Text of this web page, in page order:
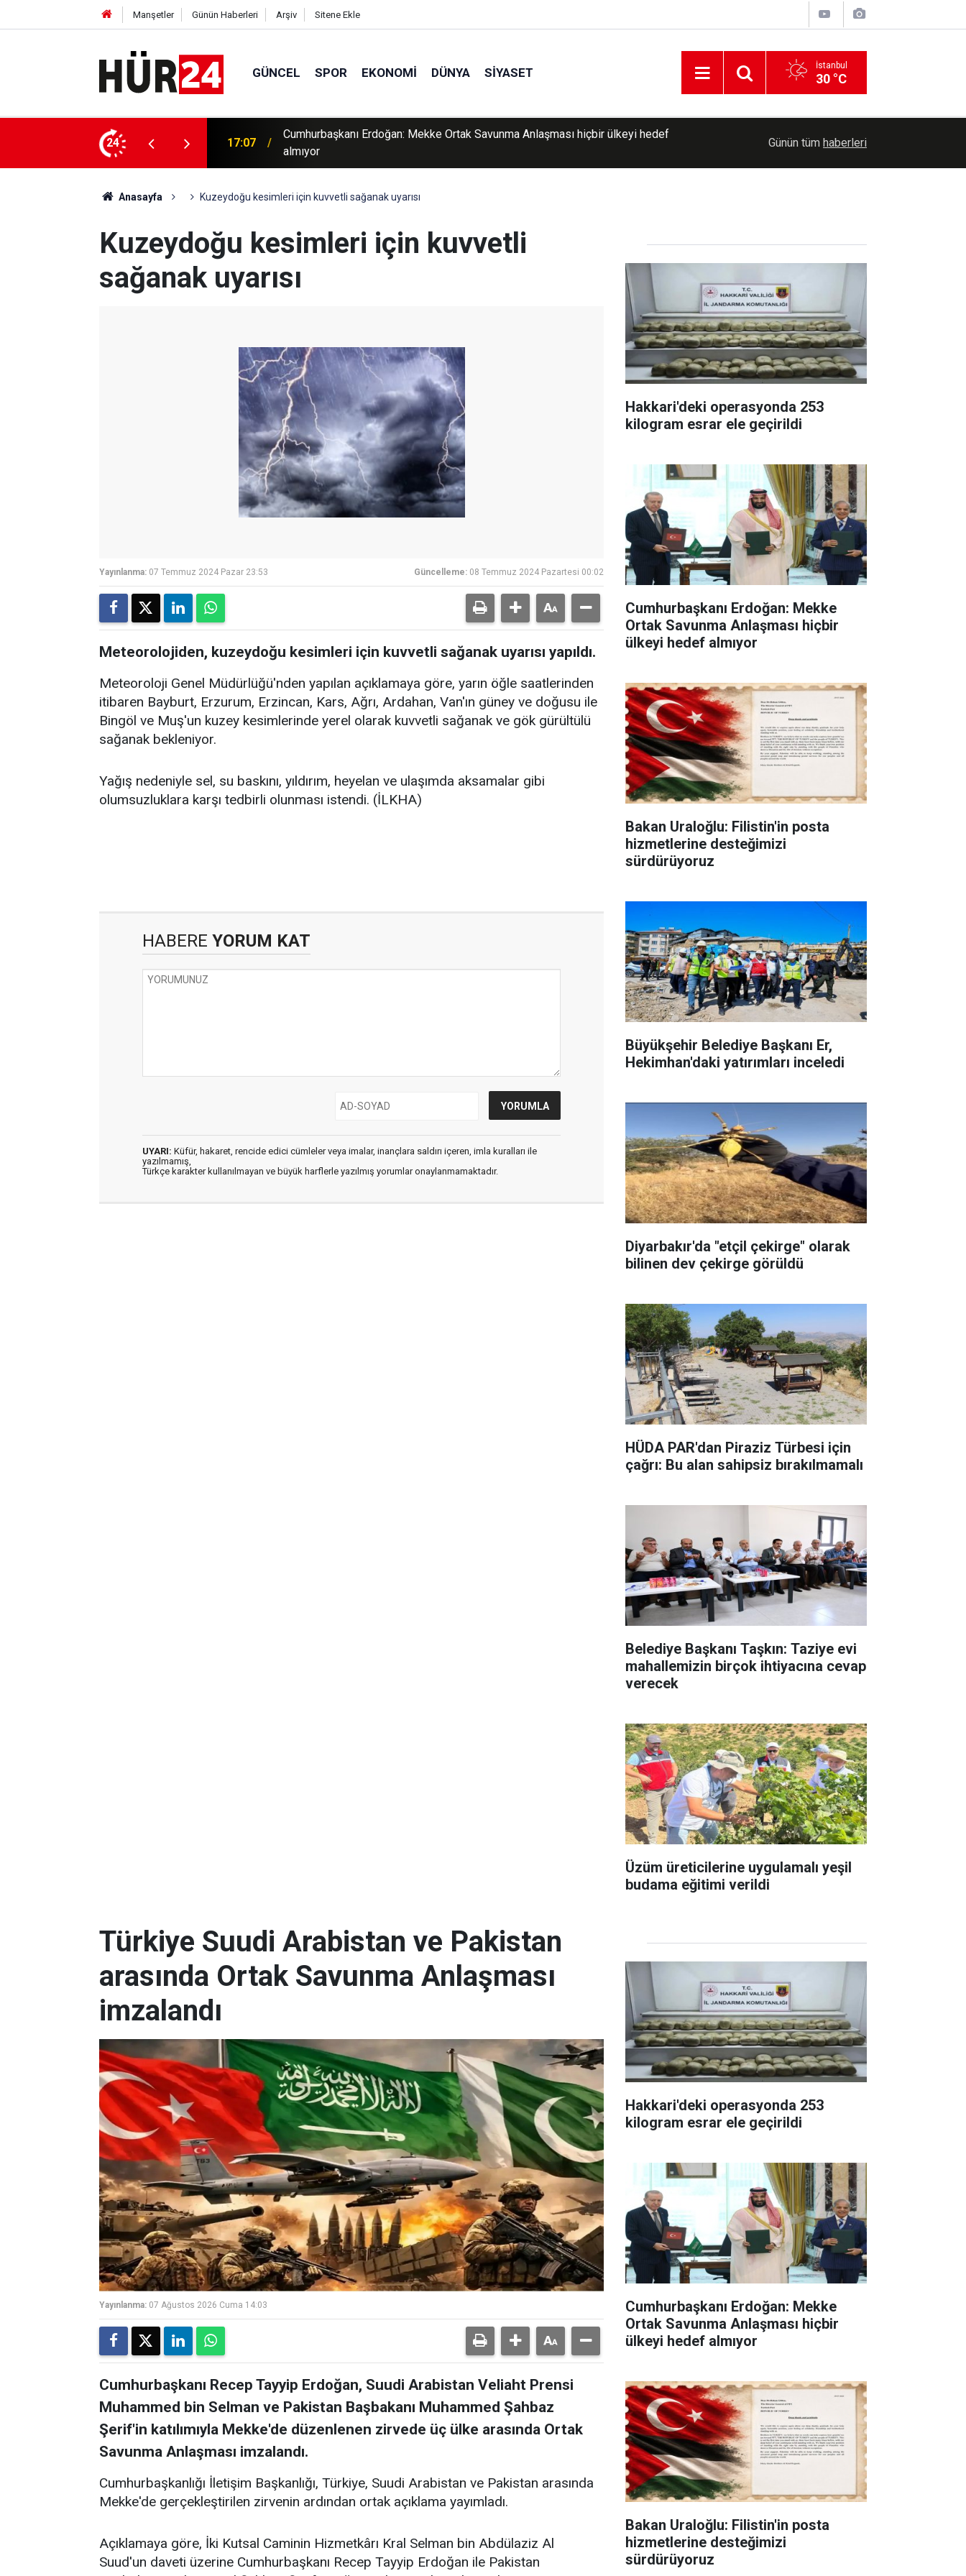
Manşetler Günün Haberleri Arşiv Sitene Ekle
GÜNCEL SPOR EKONOMI DÜNYA SIYASET İstanbul
30 °C
24
Savunma Anlaşması hiçbir ülkeyi hedef
17:06
İspanya'dan İtalya'ya Schengen resti: Sınır kontrolleri kalkmazsa misilleme
gelecek
Çin'den altın hamlesi: Bir ayda gerçekleşen en
Günün tüm haberleri
Anasayfa Kuzeydoğu kesimleri için kuvvetli sağanak uyarısı
Kuzeydoğu kesimleri için kuvvetli
sağanak uyarısı
Yayınlanma: 07 Temmuz 2024 Pazar 23:53 Güncelleme: 08 Temmuz 2024 Pazartesi 00:02
Meteorolojiden, kuzeydoğu kesimleri için kuvvetli sağanak uyarısı yapıldı.
Meteoroloji Genel Müdürlüğü'nden yapılan açıklamaya göre, yarın öğle saatlerinden
itibaren Bayburt, Erzurum, Erzincan, Kars, Ağrı, Ardahan, Van'ın güney ve doğusu ile
Bingöl ve Muş'un kuzey kesimlerinde yerel olarak kuvvetli sağanak ve gök gürültülü
sağanak bekleniyor.
Yağış nedeniyle sel, su baskını, yıldırım, heyelan ve ulaşımda aksamalar gibi
olumsuzluklara karşı tedbirli olunması istendi. (İLKHA)
HABERE YORUM KAT
UYARI: Küfür, hakaret, rencide edici cümleler veya imalar, inançlara saldırı içeren, imla kuralları ile
yazılmamış,
Türkçe karakter kullanılmayan ve büyük harflerle yazılmış yorumlar onaylanmamaktadır.
Hakkari'deki operasyonda 253
kilogram esrar ele geçirildi
Cumhurbaşkanı Erdoğan: Mekke
Ortak Savunma Anlaşması hiçbir
ülkeyi hedef almıyor
Bakan Uraloğlu: Filistin'in posta
hizmetlerine desteğimizi
sürdürüyoruz
Büyükşehir Belediye Başkanı Er,
Hekimhan'daki yatırımları inceledi
Diyarbakır'da "etçil çekirge" olarak
bilinen dev çekirge görüldü
HÜDA PAR'dan Piraziz Türbesi için
çağrı: Bu alan sahipsiz bırakılmamalı
Belediye Başkanı Taşkın: Taziye evi
mahallemizin birçok ihtiyacına cevap
verecek
Üzüm üreticilerine uygulamalı yeşil
budama eğitimi verildi
Türkiye Suudi Arabistan ve Pakistan
arasında Ortak Savunma Anlaşması
imzalandı
Yayınlanma: 07 Ağustos 2026 Cuma 14:03
Cumhurbaşkanı Recep Tayyip Erdoğan, Suudi Arabistan Veliaht Prensi
Muhammed bin Selman ve Pakistan Başbakanı Muhammed Şahbaz
Şerif'in katılımıyla Mekke'de düzenlenen zirvede üç ülke arasında Ortak
Savunma Anlaşması imzalandı.
Cumhurbaşkanlığı İletişim Başkanlığı, Türkiye, Suudi Arabistan ve Pakistan arasında
Mekke'de gerçekleştirilen zirvenin ardından ortak açıklama yayımladı.
Açıklamaya göre, İki Kutsal Caminin Hizmetkârı Kral Selman bin Abdülaziz Al
Suud'un daveti üzerine Cumhurbaşkanı Recep Tayyip Erdoğan ile Pakistan
Hakkari'deki operasyonda 253
kilogram esrar ele geçirildi
Cumhurbaşkanı Erdoğan: Mekke
Ortak Savunma Anlaşması hiçbir
ülkeyi hedef almıyor
Bakan Uraloğlu: Filistin'in posta
hizmetlerine desteğimizi
sürdürüyoruz